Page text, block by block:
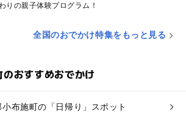
りの親子体験プログラム！
全国のおでかけ特集をもっと見る
おすすめおでかけ
布施町の「日帰り」スポット